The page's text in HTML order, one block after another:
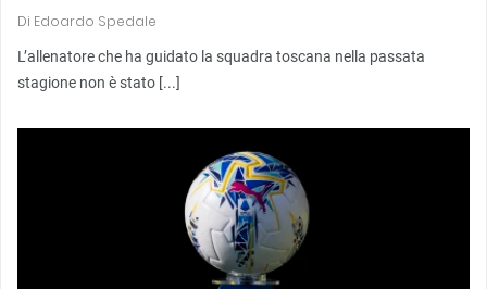
Di Edoardo Spedale
L’allenatore che ha guidato la squadra toscana nella passata
stagione non è stato [...]